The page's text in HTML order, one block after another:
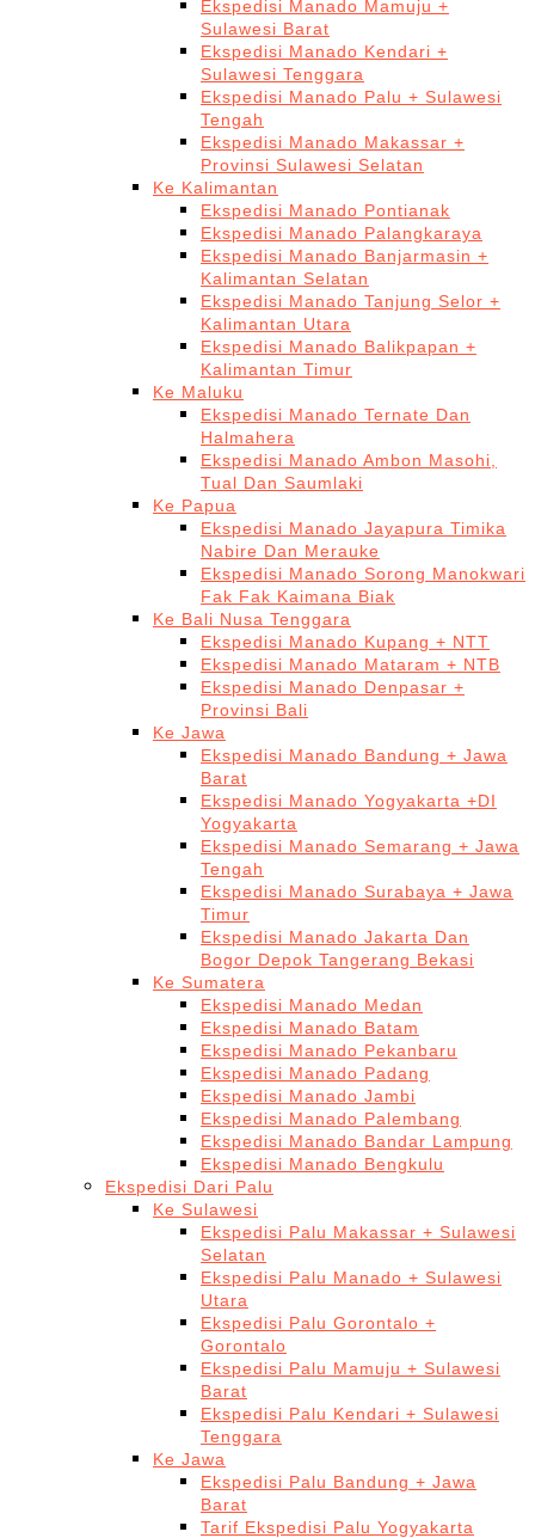
Ekspedisi Manado Mamuju +
Sulawesi Barat
Ekspedisi Manado Kendari +
Sulawesi Tenggara
Ekspedisi Manado Palu + Sulawesi
Tengah
Ekspedisi Manado Makassar +
Provinsi Sulawesi Selatan
Ke Kalimantan
Ekspedisi Manado Pontianak
Ekspedisi Manado Palangkaraya
Ekspedisi Manado Banjarmasin +
Kalimantan Selatan
Ekspedisi Manado Tanjung Selor +
Kalimantan Utara
Ekspedisi Manado Balikpapan +
Kalimantan Timur
Ke Maluku
Ekspedisi Manado Ternate Dan
Halmahera
Ekspedisi Manado Ambon Masohi,
Tual Dan Saumlaki
Ke Papua
Ekspedisi Manado Jayapura Timika
Nabire Dan Merauke
Ekspedisi Manado Sorong Manokwari
Fak Fak Kaimana Biak
Ke Bali Nusa Tenggara
Ekspedisi Manado Kupang + NTT
Ekspedisi Manado Mataram + NTB
Ekspedisi Manado Denpasar +
Provinsi Bali
Ke Jawa
Ekspedisi Manado Bandung + Jawa
Barat
Ekspedisi Manado Yogyakarta +DI
Yogyakarta
Ekspedisi Manado Semarang + Jawa
Tengah
Ekspedisi Manado Surabaya + Jawa
Timur
Ekspedisi Manado Jakarta Dan
Bogor Depok Tangerang Bekasi
Ke Sumatera
Ekspedisi Manado Medan
Ekspedisi Manado Batam
Ekspedisi Manado Pekanbaru
Ekspedisi Manado Padang
Ekspedisi Manado Jambi
Ekspedisi Manado Palembang
Ekspedisi Manado Bandar Lampung
Ekspedisi Manado Bengkulu
Ekspedisi Dari Palu
Ke Sulawesi
Ekspedisi Palu Makassar + Sulawesi
Selatan
Ekspedisi Palu Manado + Sulawesi
Utara
Ekspedisi Palu Gorontalo +
Gorontalo
Ekspedisi Palu Mamuju + Sulawesi
Barat
Ekspedisi Palu Kendari + Sulawesi
Tenggara
Ke Jawa
Ekspedisi Palu Bandung + Jawa
Barat
Tarif Ekspedisi Palu Yogyakarta